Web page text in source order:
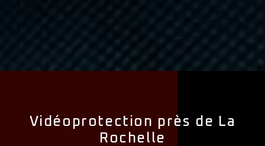
Vidéoprotection près de La
Rochelle